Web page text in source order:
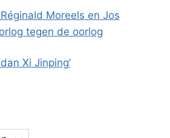
Réginald Moreels en Jos
tegen de oorlog
Xi Jinping’